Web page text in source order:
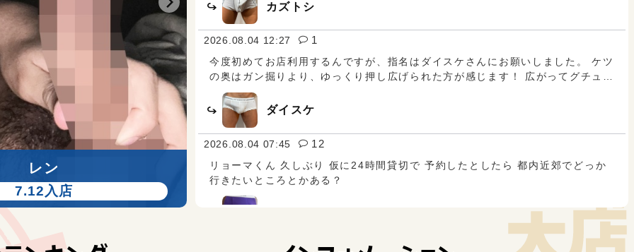
は相変わらず良く攻めがいがありました。 挿入後、気持ち
、直ぐにイッテしまいましたが、終わった後のマッタリ時間
話出来て良かったです。 また来月も指名しますので、よろ
いします。
だいちゃん様
来て指名させて頂きました。 最初は緊張していたのです
にリードしてくれてこちらも自然もリラックスする事が出来
性癖も似ている所があってめっちゃ気持ち良かったです。
ジも凄い気持ち良かったです。 おかげで凄く軽くなりまし
東京に来た時は利用したいと思います。 ありがとうござい
KG様
りがとう！ 全裸勃起待機に始まり今回もたくさん希望を叶
て大満足です 特に巨根から容赦なく繰り出されるマラビン
した笑 またお願いしたいです タクトくんはドMの喜
トを本当によく理解していて、 言葉も仕草も含めて毎回精
満足させてもらってます （頭に載せられたの実はめっちゃ
、後アイマスクも笑） ご指導もありがとうございま
もっと見る
カズトシ
レン
7.12入店
タケル シン
カズトシ
2026.08.04 12:27 1
今度初めてお店利用するんですが、指名はダイスケさんにお願いしました。 ケツ
の奥はガン掘りより、ゆっくり押し広げられた方が感じます！ 広がってグチュグ
チュになってきたら、好きに使って大丈夫ですw 俺も、ダイスケさんがやりたい
こと一緒にやりたいんで遠慮しないで教えてください😊
ダイスケ
2026.08.04 07:45 12
リョーマくん 久しぶり 仮に24時間貸切で 予約したとしたら 都内近郊でどっか
行きたいところとかある？
2026.07.29 22:00 レス数:
2